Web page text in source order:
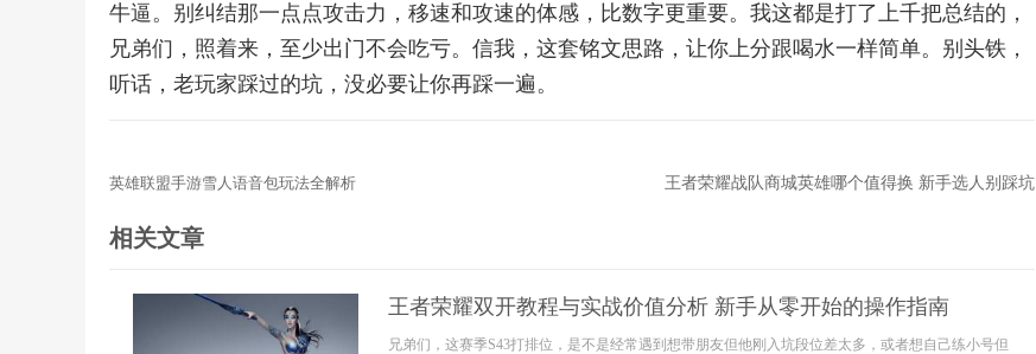
牛逼。别纠结那一点点攻击力，移速和攻速的体感，比数字更重要。我这都是打了上千把总结的，
兄弟们，照着来，至少出门不会吃亏。信我，这套铭文思路，让你上分跟喝水一样简单。别头铁，
听话，老玩家踩过的坑，没必要让你再踩一遍。
英雄联盟手游雪人语音包玩法全解析 王者荣耀战队商城英雄哪个值得换 新手选人别踩坑
相关文章
王者荣耀双开教程与实战价值分析 新手从零开始的操作指南
兄弟们，这赛季S43打排位，是不是经常遇到想带朋友但他刚入坑段位差太多，或者想自己练小号但